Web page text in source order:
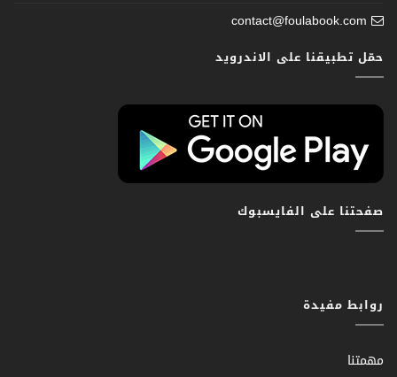
contact@foulabook.com
حمّل تطبيقنا على الاندرويد
صفحتنا على الفايسبوك
روابط مفيدة
مهمتنا